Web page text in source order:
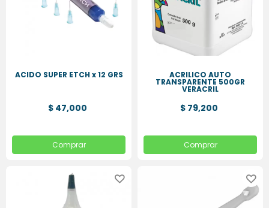
ACIDO SUPER ETCH x 12 GRS
$ 47,000
Comprar
ACRILICO AUTO
TRANSPARENTE 500GR
VERACRIL
$ 79,200
Comprar